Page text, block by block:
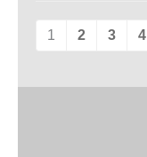
1 2 3 4